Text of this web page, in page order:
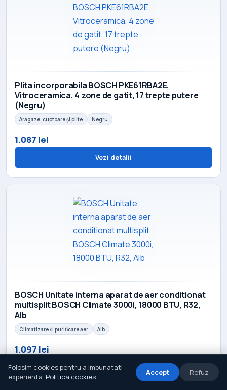
Plita incorporabila BOSCH PKE61RBA2E,
Vitroceramica, 4 zone de gatit, 17 trepte putere
(Negru)
Aragaze, cuptoare și plite Negru
1.087 lei
Vezi detalii
BOSCH Unitate interna aparat de aer conditionat
multisplit BOSCH Climate 3000i, 18000 BTU, R32,
Alb
Climatizare și purificare aer Alb
1.097 lei
Vezi detalii
Folosim cookies pentru a imbunatati
experienta. Politica cookies. Accept Refuz